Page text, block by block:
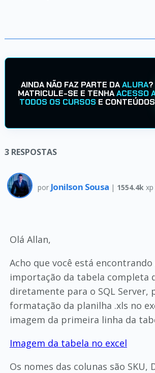
AINDA NÃO FAZ PARTE DAALURA?
MATRICULE-SE E TENHAACESSO
TODOS OS CURSOS E CONTEÚDOS
3 RESPOSTAS
por Jonilson Sousa | 1554.4k
Olá Allan,
Acho que você está
importação da tabela completa
diretamente para o SQL Server,
formatação da planilha .xls no
imagem da primeira linha da
Imagem da tabela no excel
Os nomes das colunas são SKU,